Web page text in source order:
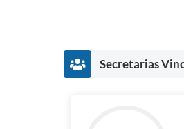
Secretarias